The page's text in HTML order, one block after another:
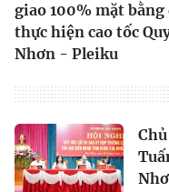
giao 100% mặt bằng
thực hiện cao tốc
Nhơn - Pleiku